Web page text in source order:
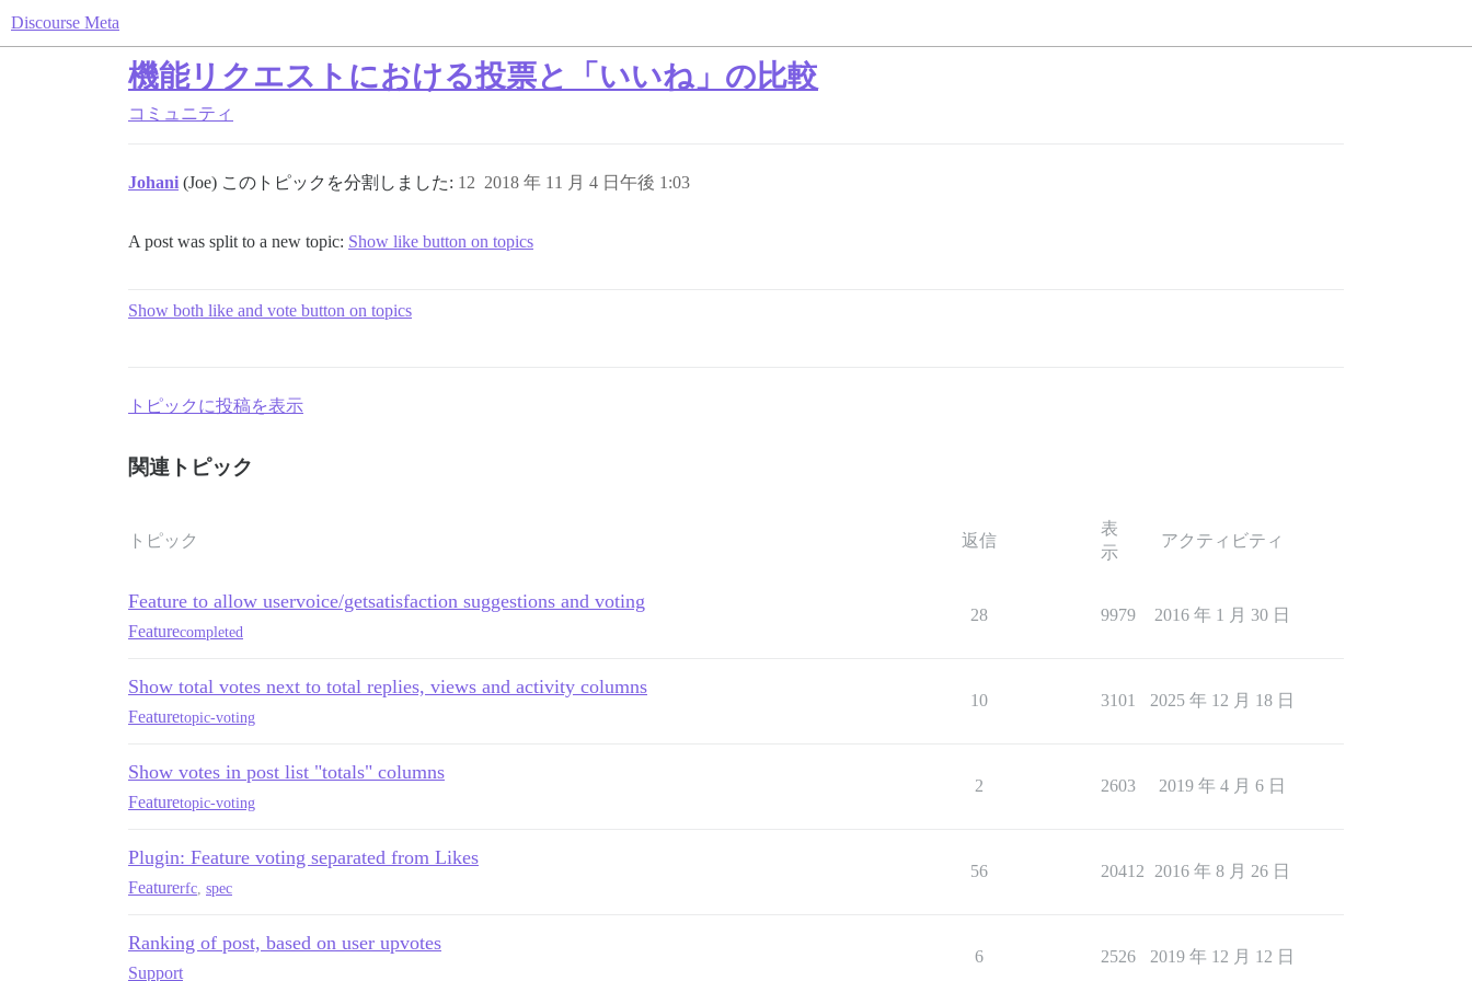
Discourse Meta
機能リクエストにおける投票と「いいね」の比較
コミュニティ
Johani (Joe) このトピックを分割しました: 2018 年 11 月 4 日午後 1:03
12
A post was split to a new topic: Show like button on topics
Show both like and vote button on topics
トピックに投稿を表示
関連トピック
トピック 返信
表
示
アクティビティ
Feature to allow uservoice/getsatisfaction suggestions and voting
Featurecompleted
28 9979 2016 年 1 月 30 日
Show total votes next to total replies, views and activity columns
Featuretopic-voting
10 3101 2025 年 12 月 18 日
Show votes in post list "totals" columns
Featuretopic-voting
2 2603 2019 年 4 月 6 日
Plugin: Feature voting separated from Likes
Featurerfc spec
56 20412 2016 年 8 月 26 日
Ranking of post, based on user upvotes
Support
6 2526 2019 年 12 月 12 日